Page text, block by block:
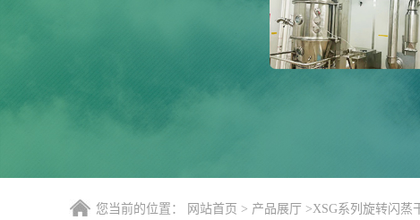
您当前的位置： 网站首页 > 产品展厅 >XSG系列旋转闪蒸